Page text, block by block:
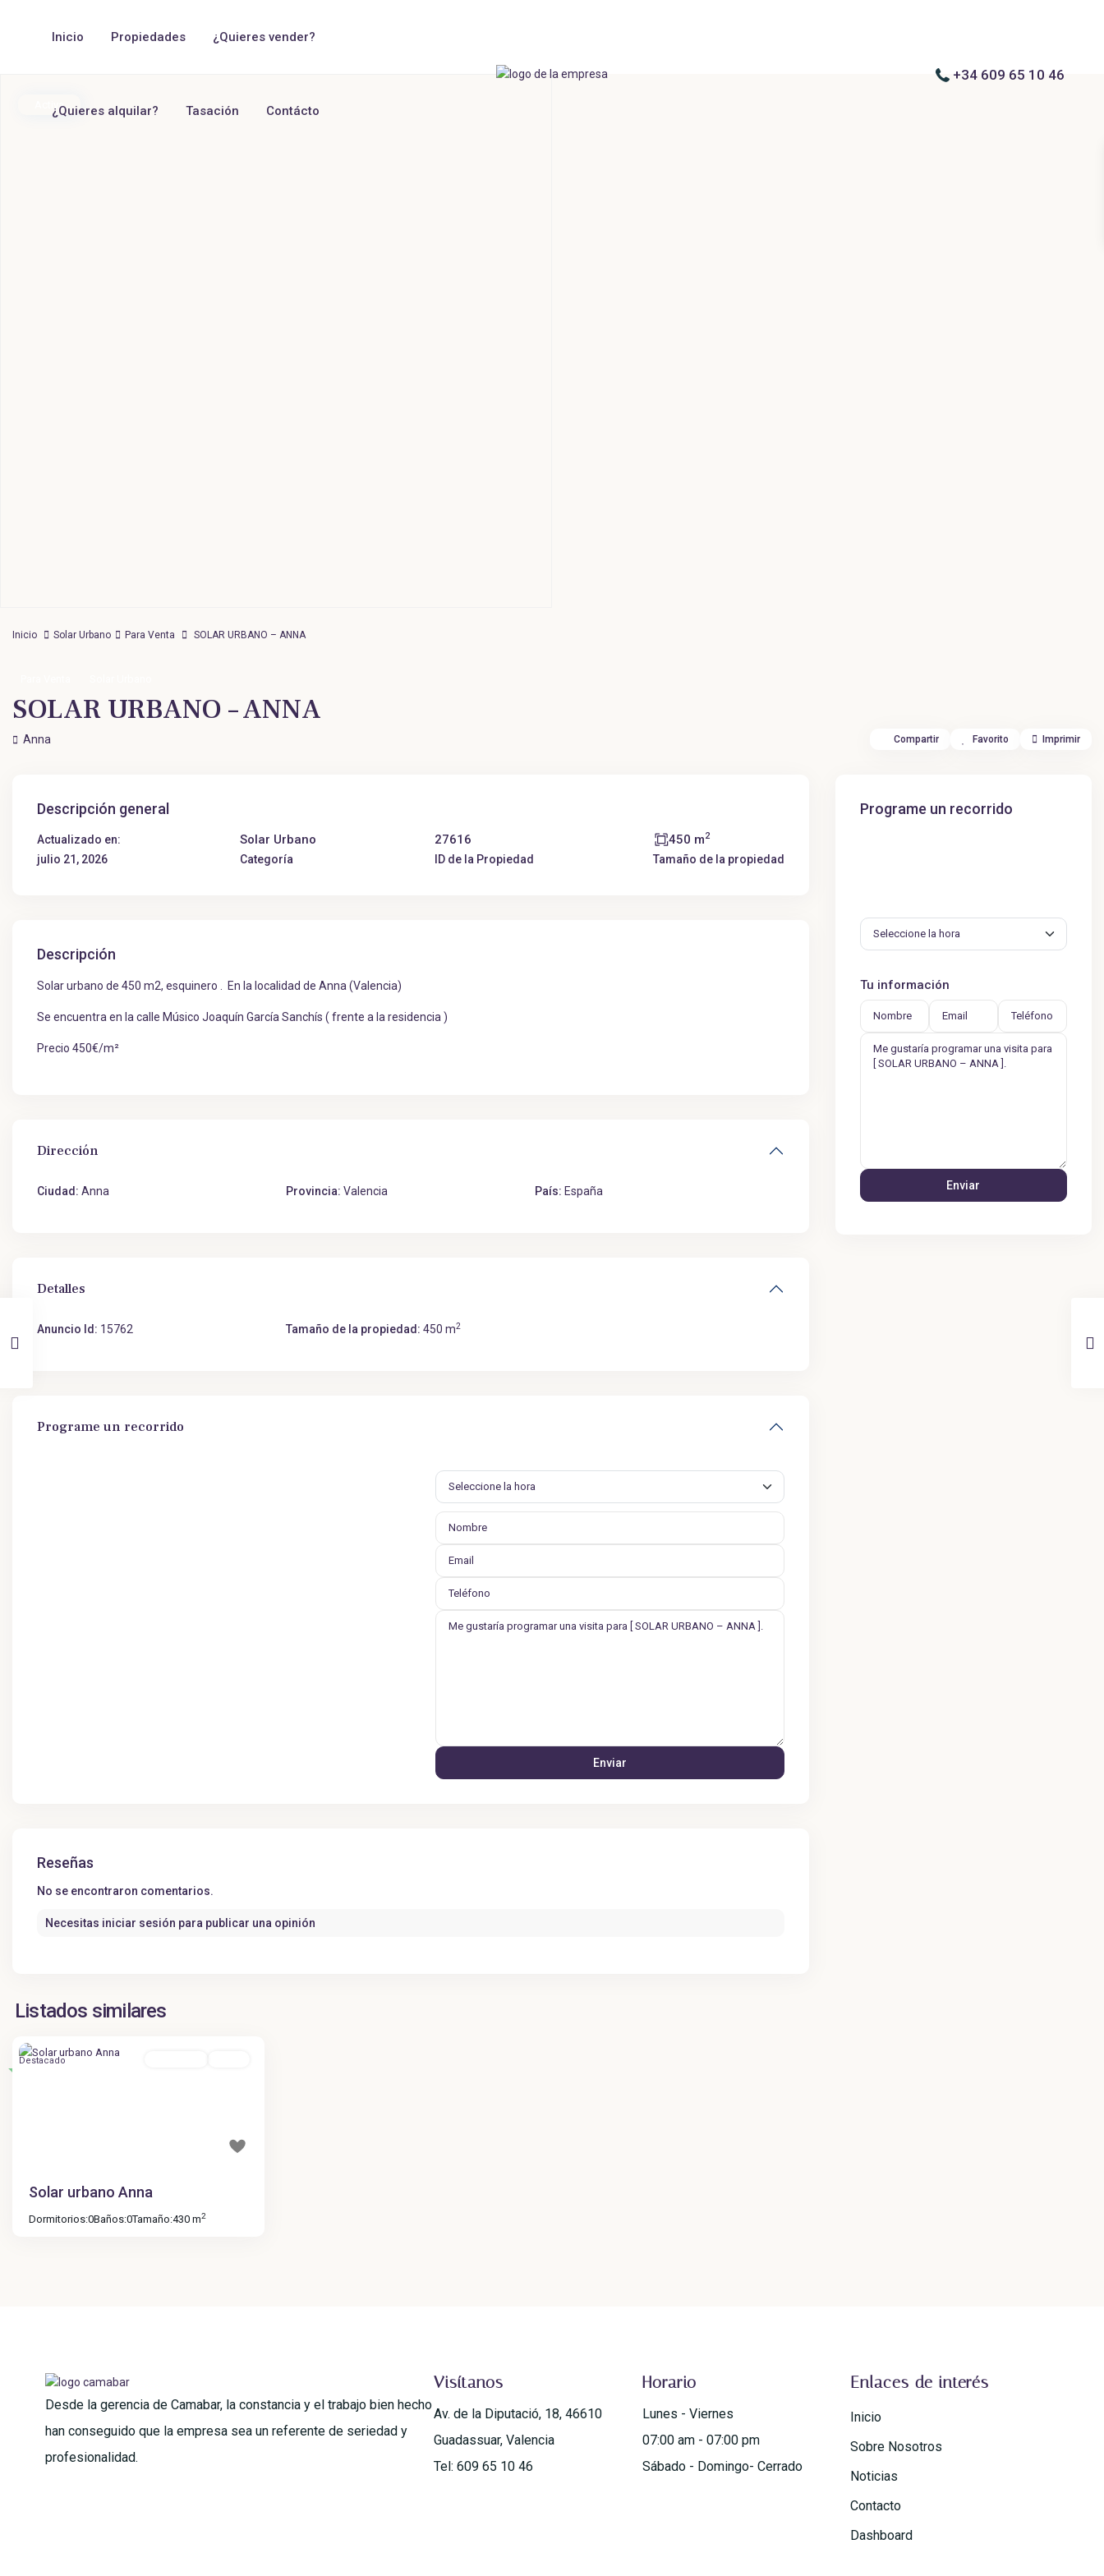
Inicio Propiedades ¿Quieres vender?
¿Quieres alquilar? Tasación Contácto
+34 609 65 10 46
Activa
Inicio Solar Urbano Para Venta SOLAR URBANO – ANNA
SOLAR URBANO – ANNA
Anna Compartir Favorito Imprimir
Descripción general
Actualizado en:
julio 21, 2026
Solar Urbano
Categoría
27616
ID de la Propiedad
450 m2
Tamaño de la propiedad
Descripción
Solar urbano de 450 m2, esquinero . En la localidad de Anna (Valencia)
Se encuentra en la calle Músico Joaquín García Sanchís ( frente a la residencia )
Precio 450€/m²
Dirección
Ciudad: Anna Provincia: Valencia País: España
Detalles
Anuncio Id: 15762 Tamaño de la propiedad: 450 m2
Programe un recorrido
Reseñas
No se encontraron comentarios.
Necesitas iniciar sesión para publicar una opinión
Listados similares
Destacado
Solar urbano Anna
Dormitorios:0Baños:0Tamaño:430 m2
Programe un recorrido
Tu información
Desde la gerencia de Camabar, la constancia y el trabajo bien hecho
han conseguido que la empresa sea un referente de seriedad y
profesionalidad.
Visítanos
Av. de la Diputació, 18, 46610
Guadassuar, Valencia
Tel: 609 65 10 46
Horario
Lunes - Viernes
07:00 am - 07:00 pm
Sábado - Domingo- Cerrado
Enlaces de interés
Inicio
Sobre Nosotros
Noticias
Contacto
Dashboard